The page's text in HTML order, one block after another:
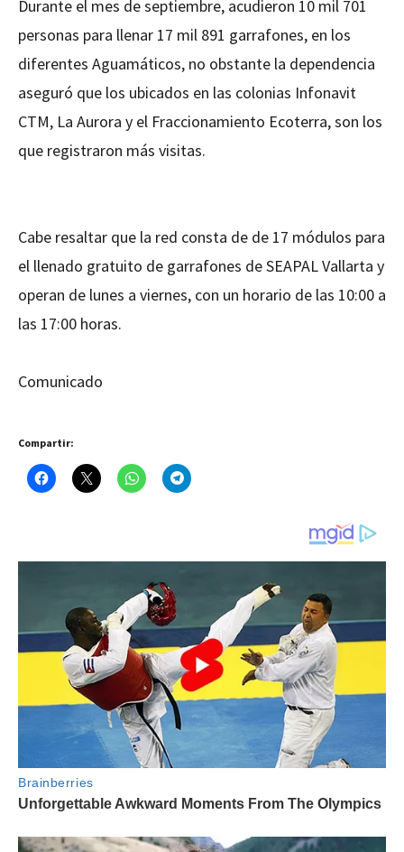
Durante el mes de septiembre, acudieron 10 mil 701
personas para llenar 17 mil 891 garrafones, en los
diferentes Aguamáticos, no obstante la dependencia
aseguró que los ubicados en las colonias Infonavit
CTM, La Aurora y el Fraccionamiento Ecoterra, son los
que registraron más visitas.
Cabe resaltar que la red consta de de 17 módulos para
el llenado gratuito de garrafones de SEAPAL Vallarta y
operan de lunes a viernes, con un horario de las 10:00 a
las 17:00 horas.
Comunicado
Compartir: